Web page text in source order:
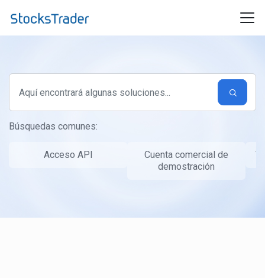
Búsquedas comunes:
Acceso API
Cuenta comercial de
demostración